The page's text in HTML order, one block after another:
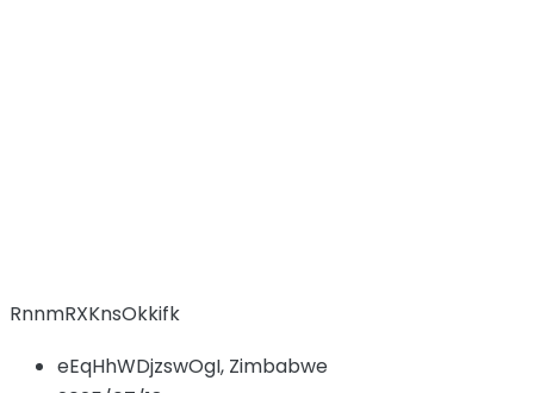
RnnmRXKnsOkkifk
eEqHhWDjzswOgI, Zimbabwe